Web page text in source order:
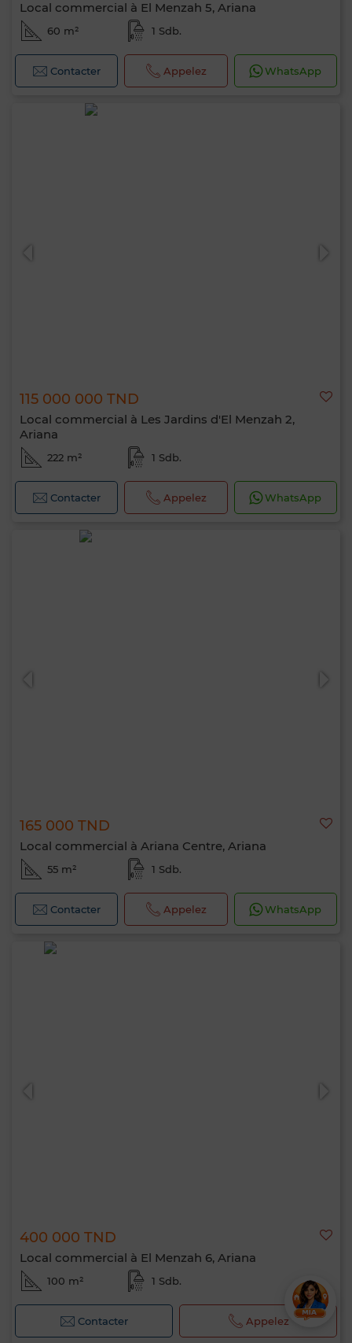
Local commercial à El Menzah 5, Ariana
60 m² 1 Sdb.
Contacter Appelez WhatsApp
115 000 000 TND
Local commercial à Les Jardins d'El Menzah 2,
Ariana
222 m² 1 Sdb.
Contacter Appelez WhatsApp
165 000 TND
Local commercial à Ariana Centre, Ariana
55 m² 1 Sdb.
Contacter Appelez WhatsApp
400 000 TND
Local commercial à El Menzah 6, Ariana
100 m² 1 Sdb.
Contacter Appelez